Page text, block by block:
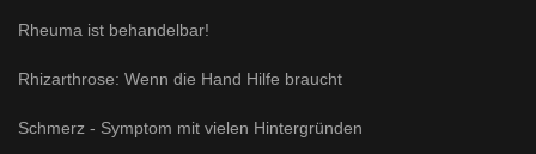
Rheuma ist behandelbar!
Rhizarthrose: Wenn die Hand Hilfe braucht
Schmerz - Symptom mit vielen Hintergründen